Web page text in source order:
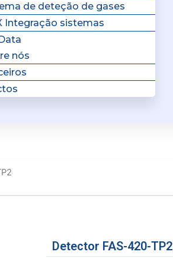
de deteção de gases
Integração sistemas
nós
Detector FAS-420-TP2